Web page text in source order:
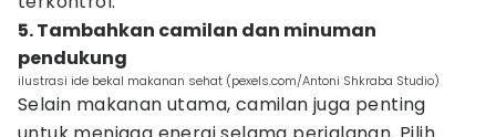
5. Tambahkan camilan dan minuman
pendukung
ilustrasi ide bekal makanan sehat (pexels.com/Antoni Shkraba Studio)
Selain makanan utama, camilan juga penting